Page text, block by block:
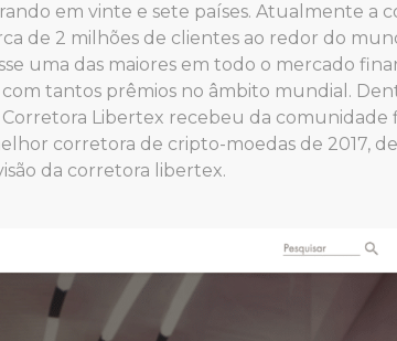
em vinte e sete países. Atualmente a
de 2 milhões de clientes ao redor do
uma das maiores em todo o mercado
tantos prêmios no âmbito mundial.
Libertex recebeu da comunidade
corretora de cripto-moedas de 2017,
da corretora libertex.